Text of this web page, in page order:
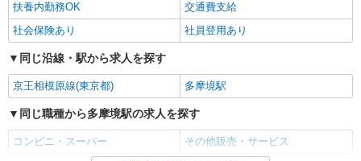
詳細を見る
扶養内勤務OK
交通費支給
社会保険あり
社員登用あり
同じ沿線・駅から求人を探す
京王相模原線(東京都) 多摩境駅
同じ職種から多摩境駅の求人を探す
コンビニ・スーパー その他販売・サービス